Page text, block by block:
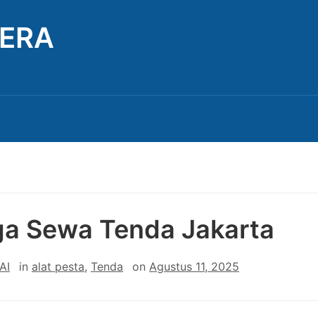
Sewa Tenda Jakarta
in alat pesta, Tenda on Agustus 11, 2025